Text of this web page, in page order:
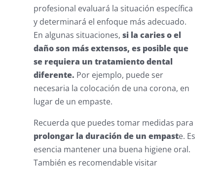
profesional evaluará la situación específica
y determinará el enfoque más adecuado.
En algunas situaciones, si la caries o el
daño son más extensos, es posible que
se requiera un tratamiento dental
diferente. Por ejemplo, puede ser
necesaria la colocación de una corona, en
lugar de un empaste.
Recuerda que puedes tomar medidas para
prolongar la duración de un empaste. Es
esencia mantener una buena higiene oral.
También es recomendable visitar